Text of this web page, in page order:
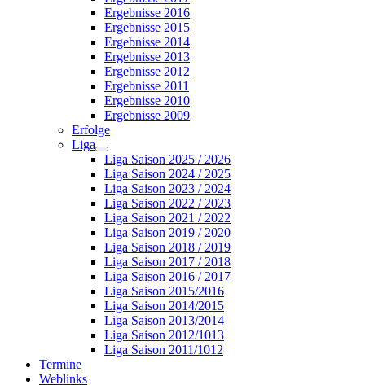
Ergebnisse 2016
Ergebnisse 2015
Ergebnisse 2014
Ergebnisse 2013
Ergebnisse 2012
Ergebnisse 2011
Ergebnisse 2010
Ergebnisse 2009
Erfolge
Liga
Liga Saison 2025 / 2026
Liga Saison 2024 / 2025
Liga Saison 2023 / 2024
Liga Saison 2022 / 2023
Liga Saison 2021 / 2022
Liga Saison 2019 / 2020
Liga Saison 2018 / 2019
Liga Saison 2017 / 2018
Liga Saison 2016 / 2017
Liga Saison 2015/2016
Liga Saison 2014/2015
Liga Saison 2013/2014
Liga Saison 2012/1013
Liga Saison 2011/1012
Termine
Weblinks